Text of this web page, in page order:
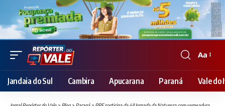
Font
Resizer
Aa
Jandaia do Sul Cambira Apucarana Paraná Vale do